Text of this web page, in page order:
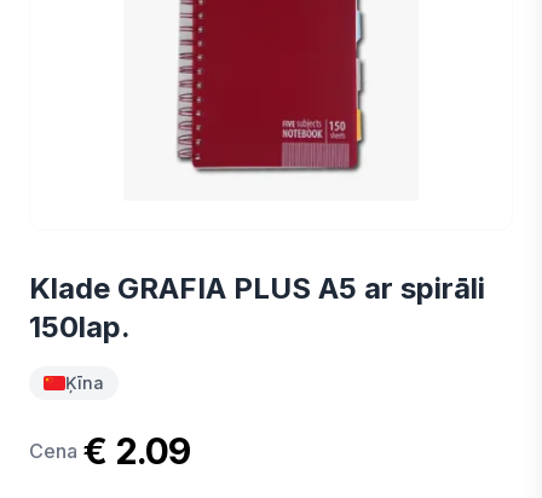
Klade GRAFIA PLUS A5 ar spirāli
150lap.
Ķīna
Cena € 2.09